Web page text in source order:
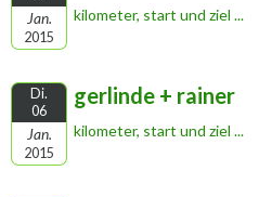
Jan.
2015
kilometer, start und ziel ...
Di.
06
Jan.
2015
gerlinde + rainer
kilometer, start und ziel ...